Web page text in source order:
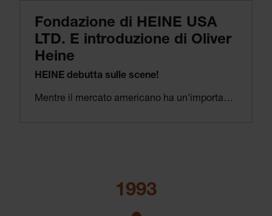
Fondazione di HEINE USA
LTD. E introduzione di Oliver
Heine
HEINE debutta sulle scene!
Mentre il mercato americano ha un’importanza sempre maggiore, HEINE fonda una filiale negli USA, dimostrando quanto seriamente HEINE prende l’internazionalizzazione da un lato e la grande crescita della domanda di strumenti di alta qualità dall’altro.
1993